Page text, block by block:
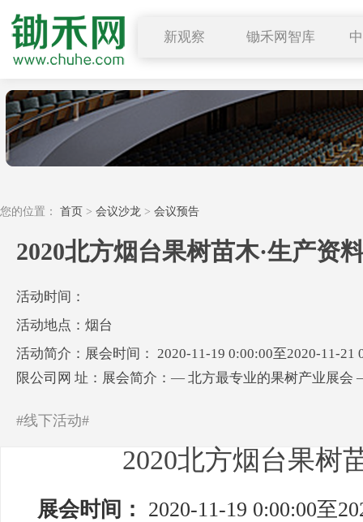
新观察
行业要闻
深度解读
小禾观点
锄禾网智库
求购
您的位置： 首页 > 会议沙龙 > 会议预告
2020北方烟台果树苗木·生产资
活动时间：
活动地点：烟台
活动简介：展会时间： 2020-11-19 0:00:00至2020-11-
限公司网 址：展会简介：— 北方最专业的果树产业展会
#线下活动#
2020北方烟台果树
展会时间：
2020-11-19 0:00:00至